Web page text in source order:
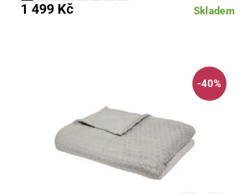
Skladem
1 499 Kč
-40%